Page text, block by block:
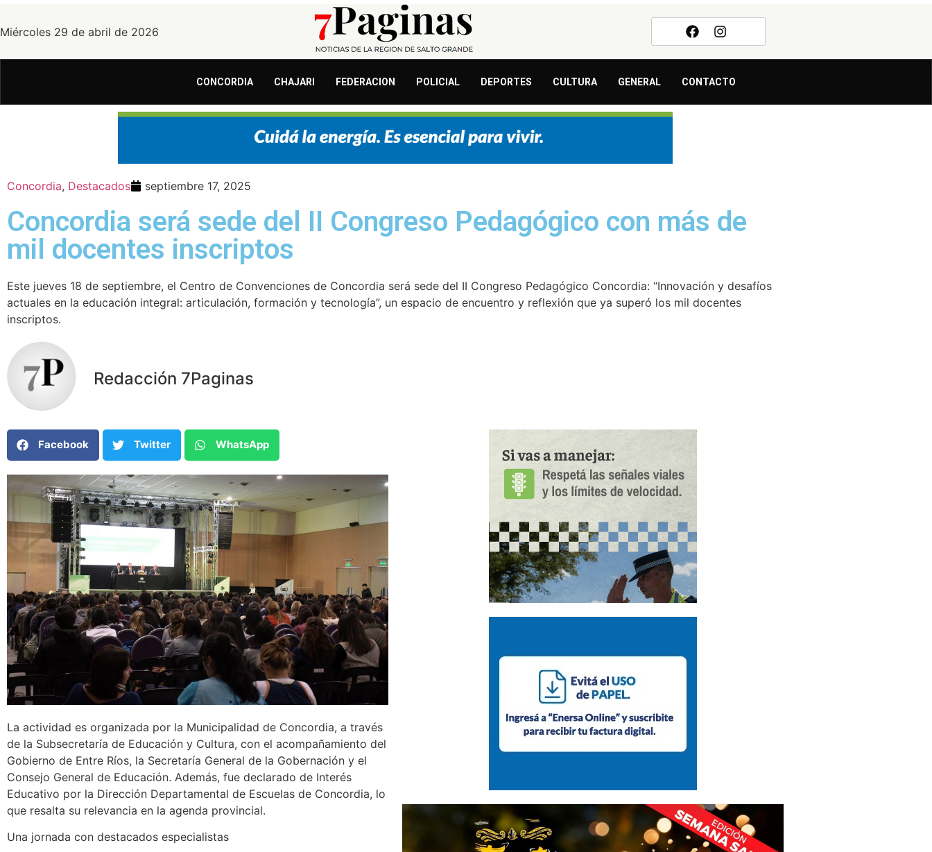
Miércoles 29 de abril de 2026
CONCORDIA CHAJARI FEDERACION POLICIAL DEPORTES CULTURA GENERAL CONTACTO
Concordia, Destacados septiembre 17, 2025
Concordia será sede del II Congreso Pedagógico con más de
mil docentes inscriptos
Este jueves 18 de septiembre, el Centro de Convenciones de Concordia será sede del II Congreso Pedagógico Concordia: “Innovación y desafíos
actuales en la educación integral: articulación, formación y tecnología”, un espacio de encuentro y reflexión que ya superó los mil docentes
inscriptos.
Redacción 7Paginas
Facebook Twitter WhatsApp
La actividad es organizada por la Municipalidad de Concordia, a través
de la Subsecretaría de Educación y Cultura, con el acompañamiento del
Gobierno de Entre Ríos, la Secretaría General de la Gobernación y el
Consejo General de Educación. Además, fue declarado de Interés
Educativo por la Dirección Departamental de Escuelas de Concordia, lo
que resalta su relevancia en la agenda provincial.
Una jornada con destacados especialistas